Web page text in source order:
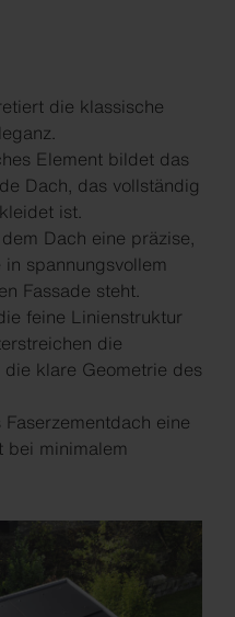
die klassische
Element bildet das
Dach, das vollständig
ist.
Dach eine präzise,
spannungsvollem
Fassade steht.
feine Linienstruktur
die
klare Geometrie des
eine
bei minimalem